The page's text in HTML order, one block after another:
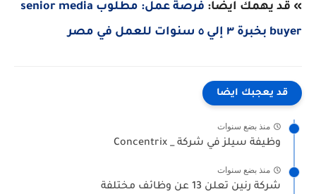
» قد يهمك ايضا:
فرصة عمل: مطلوب senior media
buyer بخبرة ٣ إلي ٥ سنوات للعمل في مصر
قد يعجبك ايضا
منذ بضع سنوات
وظيفة سيلز في شركة _ Concentrix
منذ بضع سنوات
شركة رنين تعلن 13 عن وظائف مختلفة